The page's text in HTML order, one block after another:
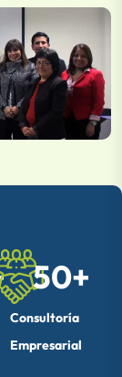
Consultoría
Empresarial
50+